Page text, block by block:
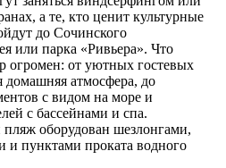
а те, кто ценит культурные
до Сочинского
или парка «Ривьера». Что
огромен: от уютных гостевых
домашняя атмосфера, до
с видом на море и
с бассейнами и спа.
оборудован шезлонгами,
пунктами проката водного